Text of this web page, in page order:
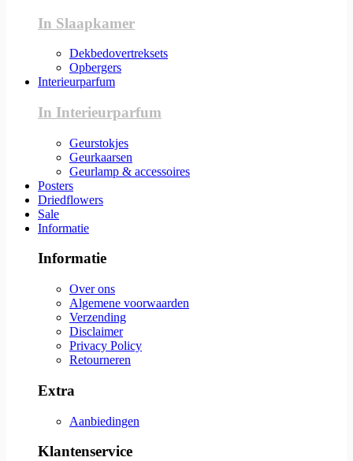
In Slaapkamer
Dekbedovertreksets
Opbergers
Interieurparfum
In Interieurparfum
Geurstokjes
Geurkaarsen
Geurlamp & accessoires
Posters
Driedflowers
Sale
Informatie
Informatie
Over ons
Algemene voorwaarden
Verzending
Disclaimer
Privacy Policy
Retourneren
Extra
Aanbiedingen
Klantenservice